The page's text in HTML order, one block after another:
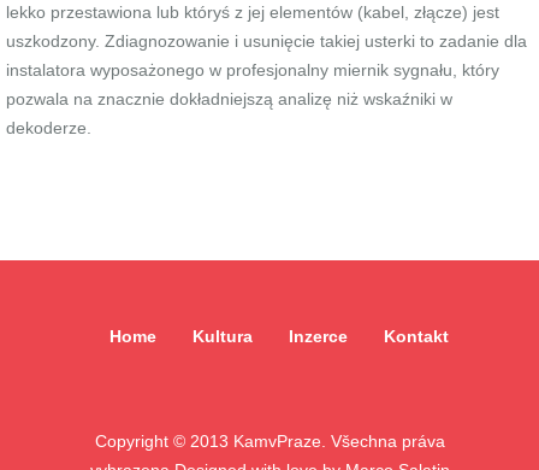
lekko przestawiona lub któryś z jej elementów (kabel, złącze) jest
uszkodzony. Zdiagnozowanie i usunięcie takiej usterki to zadanie dla
instalatora wyposażonego w profesjonalny miernik sygnału, który
pozwala na znacznie dokładniejszą analizę niż wskaźniki w
dekoderze.
Home Kultura Inzerce Kontakt
Copyright © 2013 KamvPraze. Všechna práva